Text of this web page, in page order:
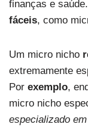
finanças e
fáceis, como
Um micro nicho
extremamente
Por exemplo,
micro nicho
especializado